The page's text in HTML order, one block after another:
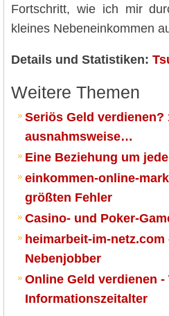
Fortschritt, wie ich mir
kleines Nebeneinkommen
Details und Statistiken:
Weitere Themen
Seriös Geld verdienen?
ausnahmsweise…
Eine Beziehung um
einkommen-online-
größten Fehler
Casino- und Poker-
heimarbeit-im-
Nebenjobber
Online Geld verdienen
Informationszeitalter